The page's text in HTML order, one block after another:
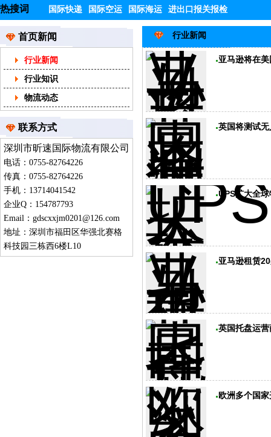
热搜词 国际快递 国际空运 国际海运 进出口报关报检
首页新闻
行业新闻
行业知识
物流动态
联系方式
深圳市昕速国际物流有限公司
电话：0755-82764226
传真：0755-82764226
手机：13714041542
企业Q：154787793
Email： gdscxxjm0201@126.com
地址：深圳市福田区华强北赛格
科技园三栋西6楼L10
行业新闻
亚马逊将在
英国将测试
UPS扩大全
亚马逊租赁
英国托盘运
欧洲多个国